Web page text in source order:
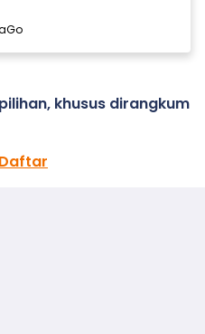
khusus dirangkum
Daftar